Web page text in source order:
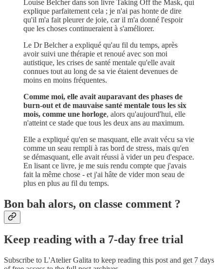
Louise Belcher dans son livre Taking Off the Mask, qui
explique parfaitement cela ; je n'ai pas honte de dire
qu'il m'a fait pleurer de joie, car il m'a donné l'espoir
que les choses continueraient à s'améliorer.
Le Dr Belcher a expliqué qu'au fil du temps, après
avoir suivi une thérapie et renoué avec son moi
autistique, les crises de santé mentale qu'elle avait
connues tout au long de sa vie étaient devenues de
moins en moins fréquentes.
Comme moi, elle avait auparavant des phases de
burn-out et de mauvaise santé mentale tous les six
mois, comme une horloge, alors qu'aujourd'hui, elle
n'atteint ce stade que tous les deux ans au maximum.
Elle a expliqué qu'en se masquant, elle avait vécu sa vie
comme un seau rempli à ras bord de stress, mais qu'en
se démasquant, elle avait réussi à vider un peu d'espace.
En lisant ce livre, je me suis rendu compte que j'avais
fait la même chose - et j'ai hâte de vider mon seau de
plus en plus au fil du temps.
Bon bah alors, on classe comment ?
Keep reading with a 7-day free trial
Subscribe to L'Atelier Galita to keep reading this post and get 7 days